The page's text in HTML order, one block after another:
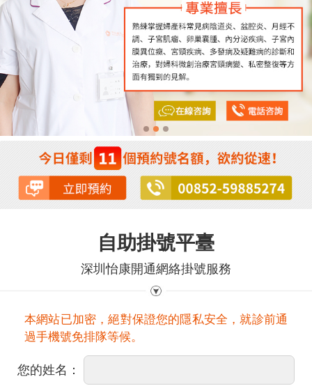
自助掛號平臺
深圳怡康開通網絡掛號服務
本網站已加密，絕對保證您的隱私安全，就診前通
過手機號免排隊等候。
您的姓名：